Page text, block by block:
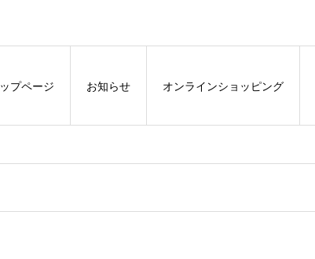
プページ お知らせ オンラインショッピング